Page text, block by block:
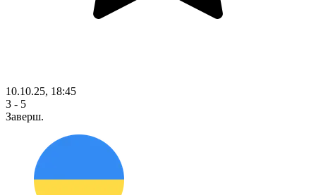
10.10.25, 18:45
3 - 5
Заверш.